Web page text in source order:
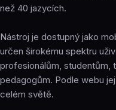
než 40 jazycích.
Nástroj je dostupný jako
určen širokému spektru
profesionálům, studentům,
pedagogům. Podle webu
celém světě.